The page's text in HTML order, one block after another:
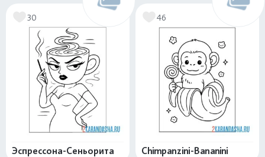
30
Эспрессона-Сеньорита
46
Chimpanzini-Bananini